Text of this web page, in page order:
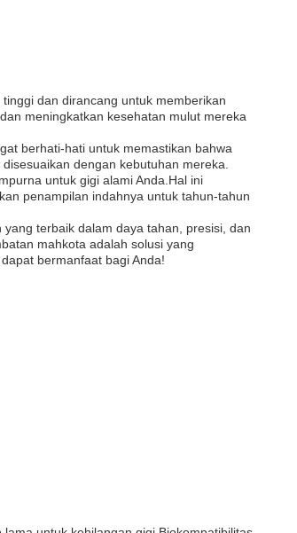
dan dirancang untuk memberikan
meningkatkan kesehatan mulut mereka
berhati-hati untuk memastikan bahwa
dengan kebutuhan mereka.
untuk gigi alami Anda.Hal ini
penampilan indahnya untuk tahun-tahun
terbaik dalam daya tahan, presisi, dan
mahkota adalah solusi yang
bermanfaat bagi Anda!